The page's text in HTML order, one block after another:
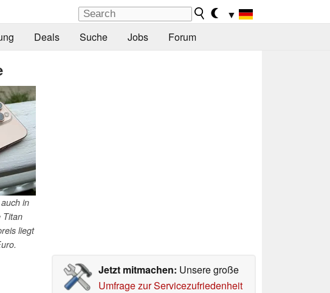
▼
Deals Suche Jobs Forum
in
Titan
liegt
Jetzt mitmachen: Unsere große
Umfrage zur Servicezufriedenheit